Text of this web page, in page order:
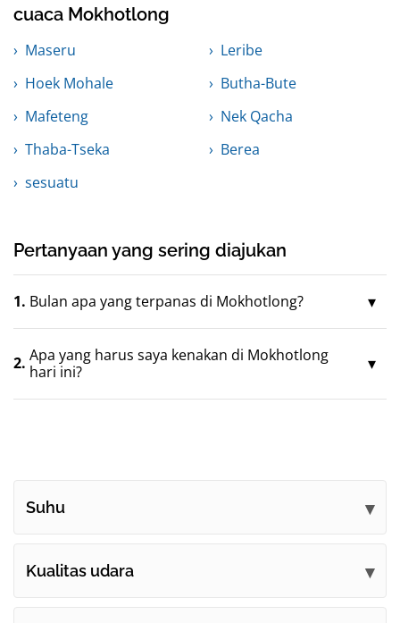
cuaca Mokhotlong
Maseru
Leribe
Hoek Mohale
Butha-Bute
Mafeteng
Nek Qacha
Thaba-Tseka
Berea
sesuatu
Pertanyaan yang sering diajukan
1. Bulan apa yang terpanas di Mokhotlong?
2. Apa yang harus saya kenakan di Mokhotlong
hari ini?
Suhu
Kualitas udara